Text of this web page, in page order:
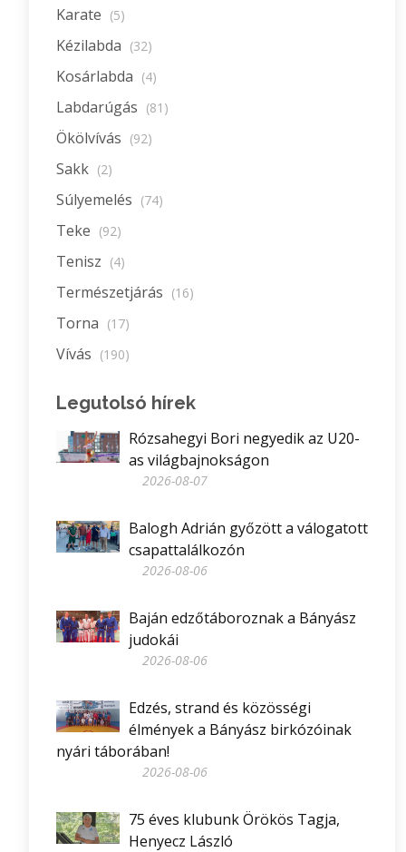
Karate (5)
Kézilabda (32)
Kosárlabda (4)
Labdarúgás (81)
Ökölvívás (92)
Sakk (2)
Súlyemelés (74)
Teke (92)
Tenisz (4)
Természetjárás (16)
Torna (17)
Vívás (190)
Legutolsó hírek
Rózsahegyi Bori negyedik az U20-
as világbajnokságon
2026-08-07
Balogh Adrián győzött a válogatott
csapattalálkozón
2026-08-06
Baján edzőtáboroznak a Bányász
judokái
2026-08-06
Edzés, strand és közösségi
élmények a Bányász birkózóinak
nyári táborában!
2026-08-06
75 éves klubunk Örökös Tagja,
Henyecz László